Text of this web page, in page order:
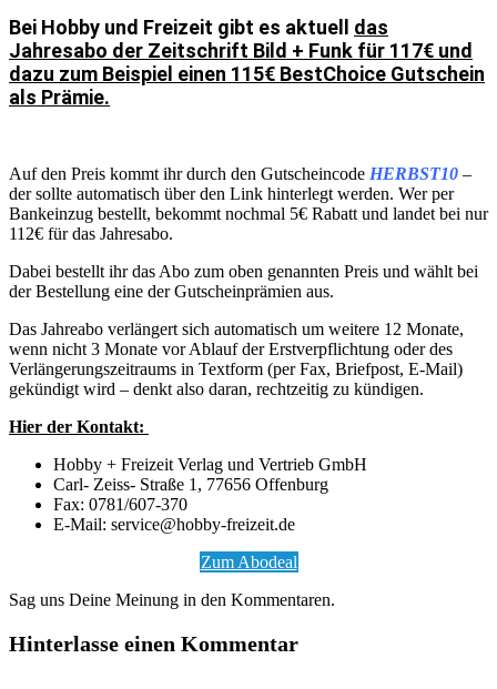
Bei Hobby und Freizeit gibt es aktuell das
Jahresabo der Zeitschrift Bild + Funk für 117€ und
dazu zum Beispiel einen 115€ BestChoice Gutschein
als Prämie.
Auf den Preis kommt ihr durch den Gutscheincode HERBST10 –
der sollte automatisch über den Link hinterlegt werden. Wer per
Bankeinzug bestellt, bekommt nochmal 5€ Rabatt und landet bei nur
112€ für das Jahresabo.
Dabei bestellt ihr das Abo zum oben genannten Preis und wählt bei
der Bestellung eine der Gutscheinprämien aus.
Das Jahreabo verlängert sich automatisch um weitere 12 Monate,
wenn nicht 3 Monate vor Ablauf der Erstverpflichtung oder des
Verlängerungszeitraums in Textform (per Fax, Briefpost, E-Mail)
gekündigt wird – denkt also daran, rechtzeitig zu kündigen.
Hier der Kontakt:
Hobby + Freizeit Verlag und Vertrieb GmbH
Carl- Zeiss- Straße 1, 77656 Offenburg
Fax: 0781/607-370
E-Mail: service@hobby-freizeit.de
Zum Abodeal
Sag uns Deine Meinung in den Kommentaren.
Hinterlasse einen Kommentar